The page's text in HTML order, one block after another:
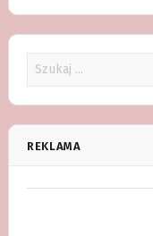
REKLAMA